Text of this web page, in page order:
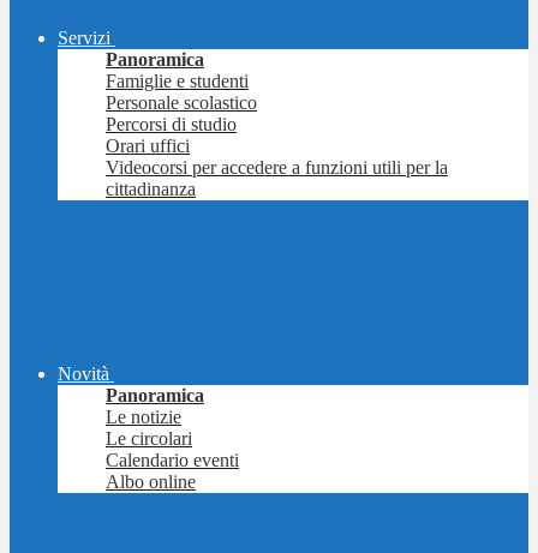
Servizi
Panoramica
Famiglie e studenti
Personale scolastico
Percorsi di studio
Orari uffici
Videocorsi per accedere a funzioni utili per la
cittadinanza
Novità
Panoramica
Le notizie
Le circolari
Calendario eventi
Albo online